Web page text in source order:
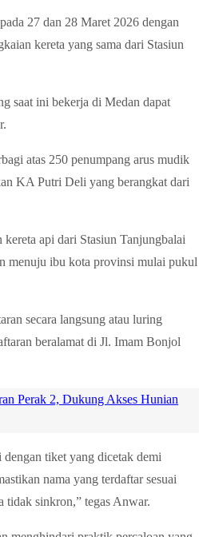
27 dan 28 Maret 2026 dengan
kereta yang sama dari Stasiun
saat ini bekerja di Medan dapat
atas 250 penumpang arus mudik
KA Putri Deli yang berangkat dari
api dari Stasiun Tanjungbalai
menuju ibu kota provinsi mulai pukul
secara langsung atau luring
beralamat di Jl. Imam Bonjol
Perak 2, Dukung Akses Hunian
tiket yang dicetak demi
nama yang terdaftar sesuai
tidak sinkron,” tegas Anwar.